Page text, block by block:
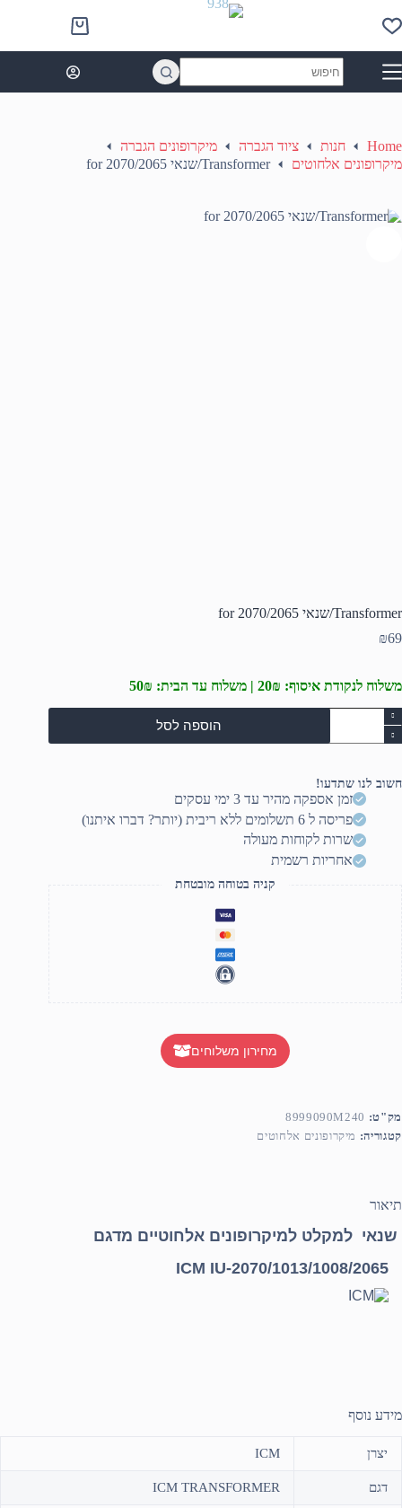
to
content
Shopping
cart
results
Home חנות ציוד הגברה
מיקרופונים הגברה
מיקרופונים אלחוטים
Transformer/שנאי for 2070/2065
Transformer/שנאי for 2070/2065
₪69
משלוח לנקודת איסוף: 20₪ | משלוח עד הבית: 50₪
כמות
של
Transformer/שנאי
2070/2065
הוספה לסל
חשוב לנו שתדעו!
זמן אספקה מהיר עד 3 ימי עסקים
פריסה ל 6 תשלומים ללא ריבית (יותר? דברו איתנו)
שרות לקוחות מעולה
אחריות רשמית
קניה בטוחה מובטחת
מחירון משלוחים
מק"ט: 8999090M240
קטגוריה: מיקרופונים אלחוטים
תיאור
שנאי למקלט למיקרופונים אלחוטיים מדגם
ICM IU-2070/1013/1008/2065
מידע נוסף
יצרן ICM
דגם ICM TRANSFORMER